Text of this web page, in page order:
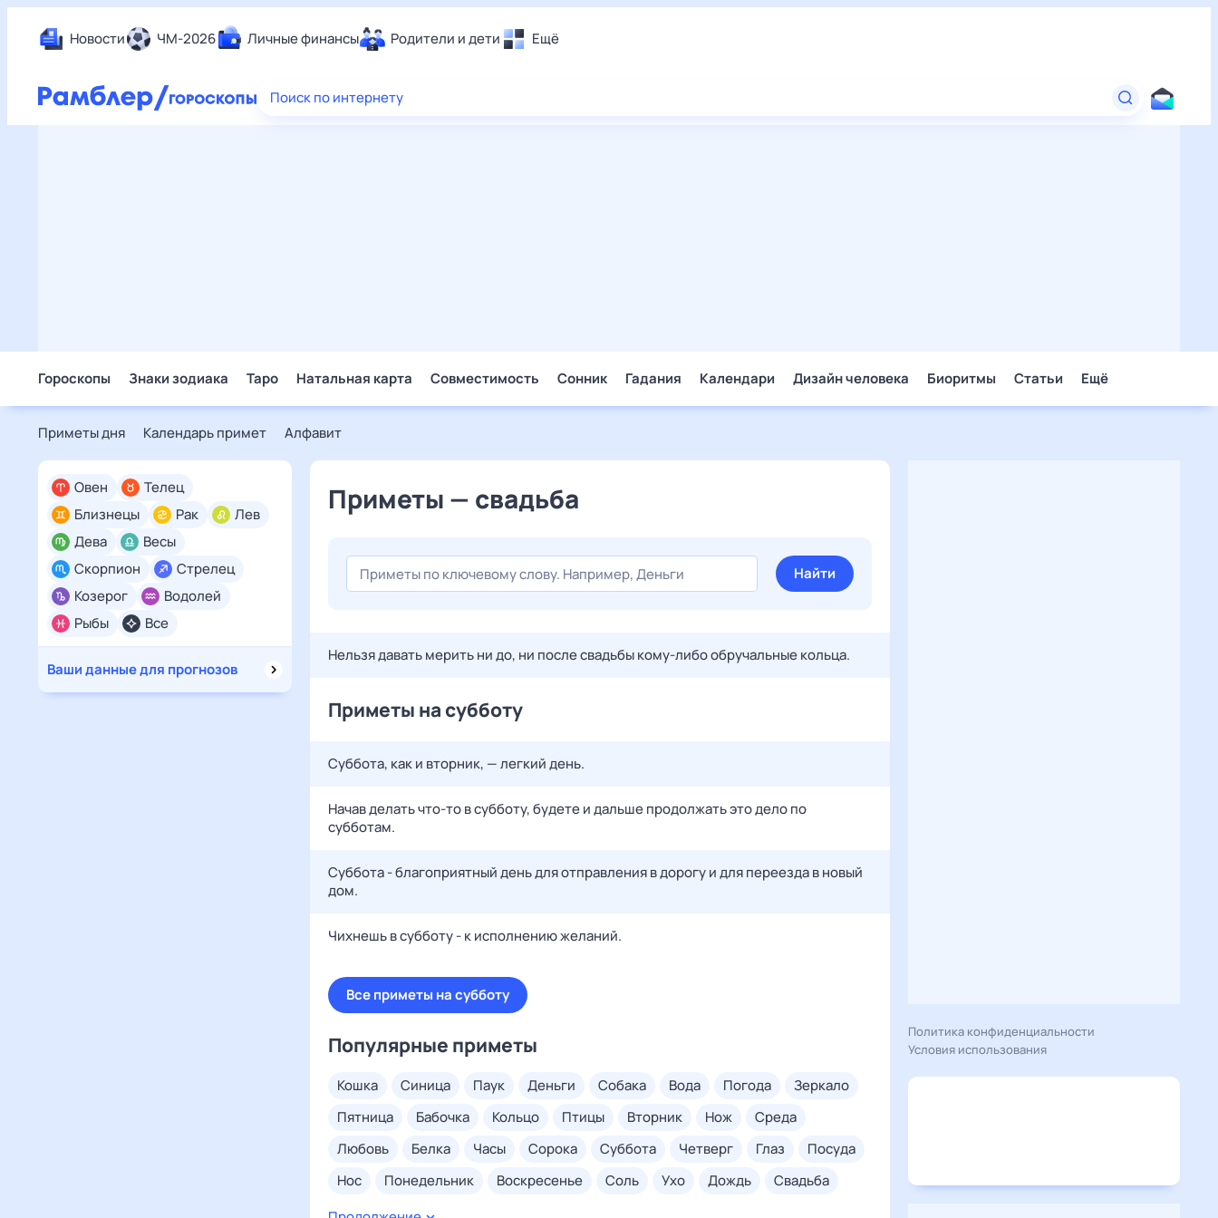
Новости ЧМ-2026 Личные финансы Родители и дети Ещё
Еда
Поиск по интернету
Гороскопы Знаки зодиака Таро Натальная карта Совместимость Сонник Гадания Календари Дизайн человека Биоритмы Статьи Ещё
Приметы дня Календарь примет Алфавит
Все
Овен
Телец
Близнецы
Рак
Лев
Дева
Весы
Скорпион
Стрелец
Козерог
Водолей
Рыбы
Ваши данные для прогнозов
Приметы — свадьба
Найти
Нельзя давать мерить ни до, ни после свадьбы кому-либо обручальные кольца.
Приметы на субботу
Суббота, как и вторник, — легкий день.
Начав делать что-то в субботу, будете и дальше продолжать это дело по
субботам.
Суббота - благоприятный день для отправления в дорогу и для переезда в новый
дом.
Чихнешь в субботу - к исполнению желаний.
Все приметы на субботу
Популярные приметы
кошка синица паук деньги собака вода погода
зеркало
пятница
бабочка кольцо птицы вторник нож
среда
любовь
белка часы сорока суббота четверг глаз
посуда
нос
понедельник воскресенье соль ухо дождь
свадьба
покойник
ногти
Политика конфиденциальности
Условия использования